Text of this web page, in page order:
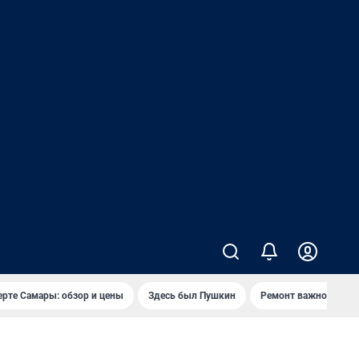
Самары: обзор и цены Здесь был Пушкин Ремонт важного